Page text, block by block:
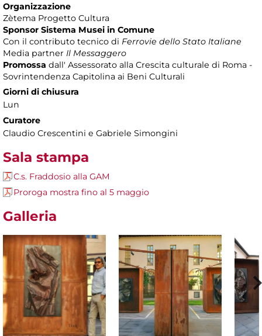
Organizzazione
Zètema Progetto Cultura
Sponsor Sistema Musei in Comune
Con il contributo tecnico di Ferrovie dello Stato Italiane
Media partner Il Messaggero
Promossa dall' Assessorato alla Crescita culturale di Roma -
Sovrintendenza Capitolina ai Beni Culturali
Giorni di chiusura
Lun
Curatore
Claudio Crescentini e Gabriele Simongini
Sala stampa
C.s. Fraddosio alla GAM
Proroga mostra fino al 5 maggio
Galleria